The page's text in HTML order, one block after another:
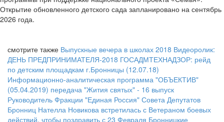
Открытие обновленного детского сада запланировано на сентябрь
2026 года.
смотрите также Выпускные вечера в школах 2018 Видеоролик:
ДЕНЬ ПРЕДПРИНИМАТЕЛЯ-2018 ГОСАДМТЕХНАДЗОР: рейд
по детским площадкам г.Бронницы (12.07.18)
Информационно-аналитическая программа "ОБЪЕКТИВ"
(05.04.2019) передача "Жития святых" - 16 выпуск
Руководитель Фракции "Единая Россия" Совета Депутатов
Бронниц Нателла Новикова встретилась с Ветераном боевых
действий, чтобы поздравить с 23 Февраля Бронницкие